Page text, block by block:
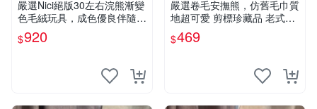
嚴選Nici絕版30左右浣熊漸變
色毛絨玩具，成色優良伴隨原
廠牌標 浣熊 玩具 毛絨
$920
嚴選卷毛安撫熊，仿舊毛巾質
地超可愛 剪標珍藏品 老式毛
巾質地 安撫熊 款式
$469